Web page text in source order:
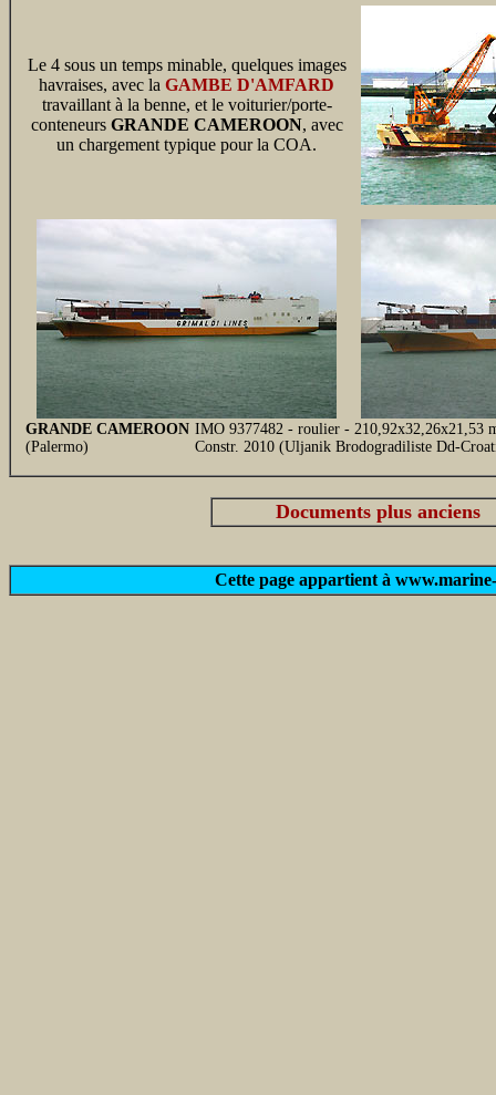
Le 4 sous un temps minable, quelques images
havraises, avec la GAMBE D'AMFARD
travaillant à la benne, et le voiturier/porte-
conteneurs GRANDE CAMEROON, avec
un chargement typique pour la COA.
GRANDE CAMEROON
(Palermo)
IMO 9377482 - roulier - 210,92x32,26x21,53
Constr. 2010 (Uljanik Brodogradiliste Dd-
Documents plus anciens
Cette page appartient à